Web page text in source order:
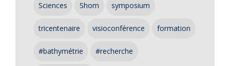
Sciences Shom symposium
tricentenaire visioconférence formation
#bathymétrie #recherche